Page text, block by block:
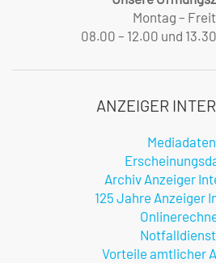
Montag –
08.00 – 12.00 und
ANZEIGER
Mediadaten
Archiv Anzeiger
125 Jahre Anzeiger
Vorteile amtlicher